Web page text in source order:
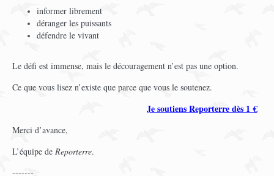
informer librement
déranger les puissants
défendre le vivant
Le défi est immense, mais le découragement n’est pas une option.
Ce que vous lisez n’existe que parce que vous le soutenez.
Je soutiens Reporterre dès 1 €
Merci d’avance,
L’équipe de Reporterre.
-------